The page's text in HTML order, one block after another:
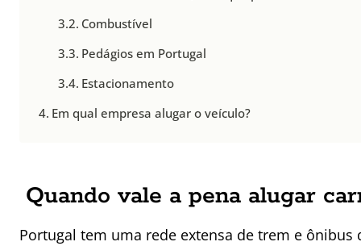
Combustível
Pedágios em Portugal
Estacionamento
Em qual empresa alugar o veículo?
Quando vale a pena alugar
Portugal tem uma rede extensa de trem e